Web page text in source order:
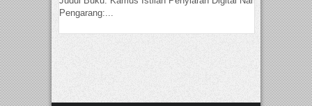
Pengarang:...